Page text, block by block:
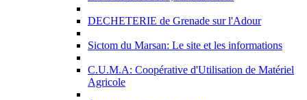
DECHETERIE de Grenade sur l'Adour
Sictom du Marsan: Le site et les informations
C.U.M.A: Coopérative d'Utilisation de Matériel
Agricole